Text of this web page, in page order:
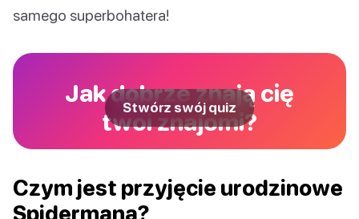
samego superbohatera!
Jak dobrze znają cię
twoi znajomi?
Stwórz swój quiz
Czym jest przyjęcie urodzinowe
Spidermana?